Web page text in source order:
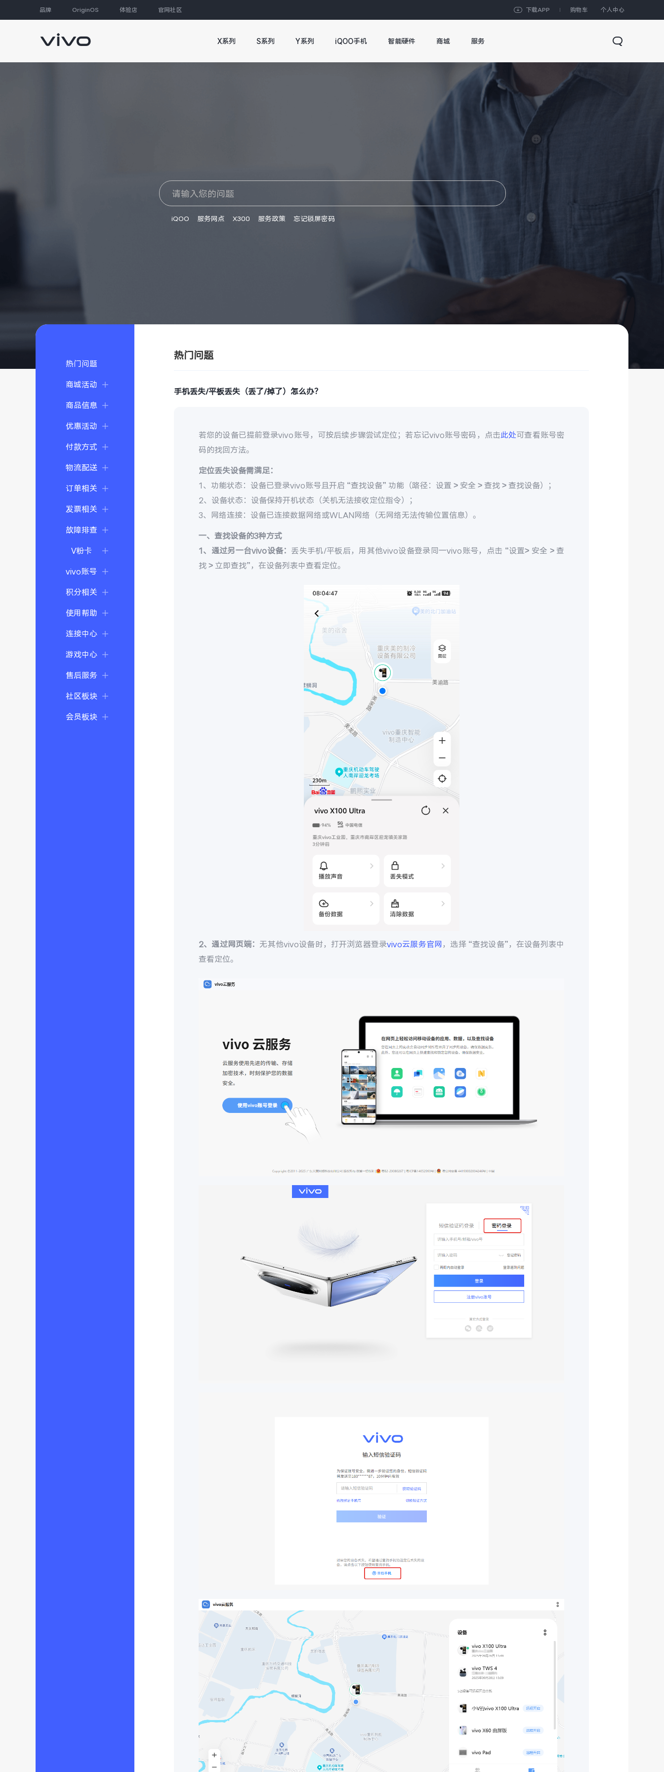
品牌 OriginOS 体验店 官网社区 下载APP 购物车 个人中心
X系列 S系列 Y系列 iQOO手机 智能硬件 商城 服务
iQOO 服务网点 X300 服务政策 忘记锁屏密码
热门问题
商城活动
商品信息
优惠活动
付款方式
物流配送
订单相关
发票相关
故障排查
V粉卡
vivo账号
积分相关
使用帮助
连接中心
游戏中心
售后服务
社区板块
会员板块
热门问题
手机丢失/平板丢失（丢了/掉了）怎么办？
若您的设备已提前登录vivo账号，可按后续步骤尝试定位；若忘记vivo账号密码，点击此处可查看账号密
码的找回方法。
定位丢失设备需满足：
1、功能状态：设备已登录vivo账号且开启 “查找设备” 功能（路径：设置 > 安全 > 查找 > 查找设备）；
2、设备状态：设备保持开机状态（关机无法接收定位指令）；
3、网络连接：设备已连接数据网络或WLAN网络（无网络无法传输位置信息）。
一、查找设备的3种方式
1、通过另一台vivo设备： 丢失手机/平板后，用其他vivo设备登录同一vivo账号，点击 “设置> 安全 > 查
找 > 立即查找”，在设备列表中查看定位。
2、通过网页端： 无其他vivo设备时，打开浏览器登录vivo云服务官网 ，选择 “查找设备”，在设备列表中
查看定位。